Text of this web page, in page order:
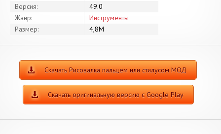
Версия:
49.0
Жанр:
Инструменты
Размер:
4,8M
Скачать Рисовалка пальцем или стилусом МОД
Скачать оригинальную версию с Google Play